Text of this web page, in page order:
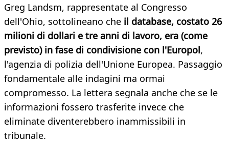
Greg Landsm, rappresentate al Congresso
dell'Ohio, sottolineano che il database, costato 26
milioni di dollari e tre anni di lavoro, era (come
previsto) in fase di condivisione con l'Europol,
l'agenzia di polizia dell'Unione Europea. Passaggio
fondamentale alle indagini ma ormai
compromesso. La lettera segnala anche che se le
informazioni fossero trasferite invece che
eliminate diventerebbero inammissibili in
tribunale.